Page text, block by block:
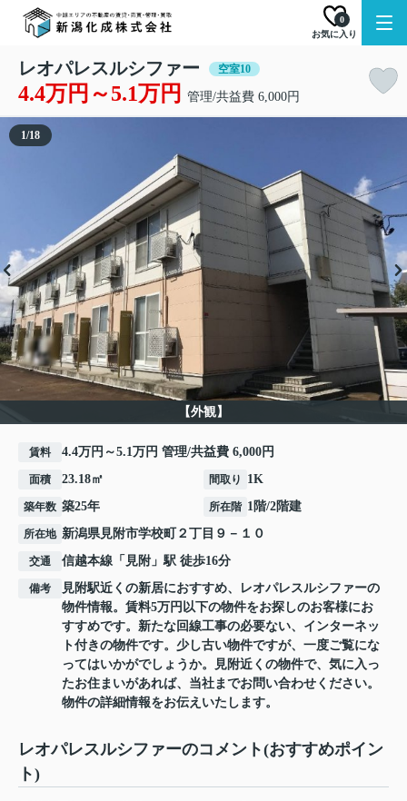
お気に入り
0
レオパレスルシファー 空室10
4.4万円～5.1万円 管理/共益費 6,000円
【外観】
1/18
賃料 4.4万円～5.1万円 管理/共益費 6,000円
面積 23.18㎡ 間取り 1K
築年数 築25年 所在階 1階/2階建
所在地 新潟県見附市学校町 ２丁目９－１０
交通 信越本線 「 見附 」駅 徒歩16分
備考
見附駅近くの新居におすすめ、レオパレスルシファーの
物件情報。賃料5万円以下の物件をお探しのお客様にお
すすめです。新たな回線工事の必要ない、インターネッ
ト付きの物件です。少し古い物件ですが、一度ご覧にな
ってはいかがでしょうか。見附近くの物件で、気に入っ
たお住まいがあれば、当社までお問い合わせください。
物件の詳細情報をお伝えいたします。
レオパレスルシファーのコメント(おすすめポイン
ト)